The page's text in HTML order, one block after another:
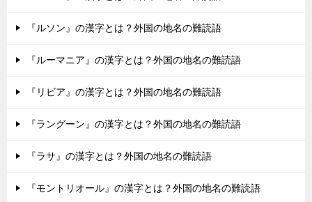
『ルソン』の漢字とは？外国の地名の難読語
『ルーマニア』の漢字とは？外国の地名の難読語
『リビア』の漢字とは？外国の地名の難読語
『ラングーン』の漢字とは？外国の地名の難読語
『ラサ』の漢字とは？外国の地名の難読語
『モントリオール』の漢字とは？外国の地名の難読語